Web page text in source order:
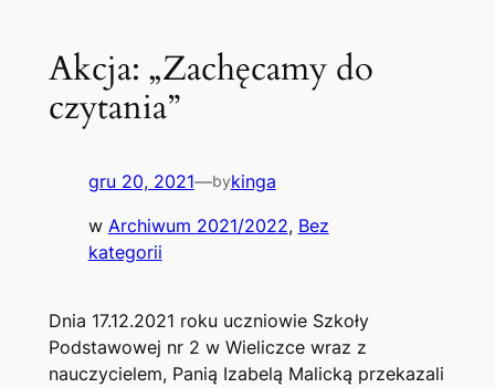
Akcja: „Zachęcamy do
czytania”
gru 20, 2021—bykinga
w Archiwum 2021/2022, Bez
kategorii
Dnia 17.12.2021 roku uczniowie Szkoły
Podstawowej nr 2 w Wieliczce wraz z
nauczycielem, Panią Izabelą Malicką przekazali